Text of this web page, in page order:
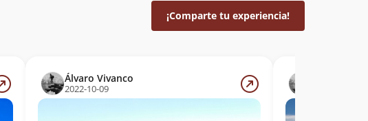
¡Comparte tu experiencia!
Álvaro Vivanco
2022-10-09